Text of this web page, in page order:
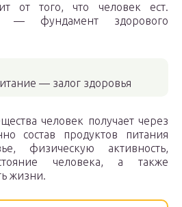
от того, что человек ест.
— фундамент здорового
— залог здоровья
человек получает через
состав продуктов питания
физическую активность,
человека, а также
жизни.